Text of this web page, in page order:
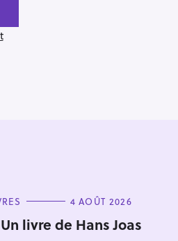
4 AOÛT 2026
livre de Hans Joas